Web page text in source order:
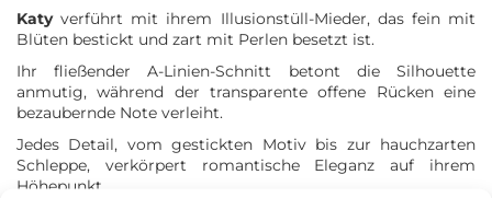
Couture Nuptiale 2027
Rose Angel 2026
MEINE AUSWAHL
Katyverführt mit ihrem Illusionstüll-Mieder, das fein mit
Blüten bestickt und zart mit Perlen besetzt ist.
Ihr fließender A-Linien-Schnitt betont die Silhouette
anmutig, während der transparente offene Rücken eine
bezaubernde Note verleiht.
Jedes Detail, vom gestickten Motiv bis zur hauchzarten
Schleppe, verkörpert romantische Eleganz auf ihrem
Höhepunkt.